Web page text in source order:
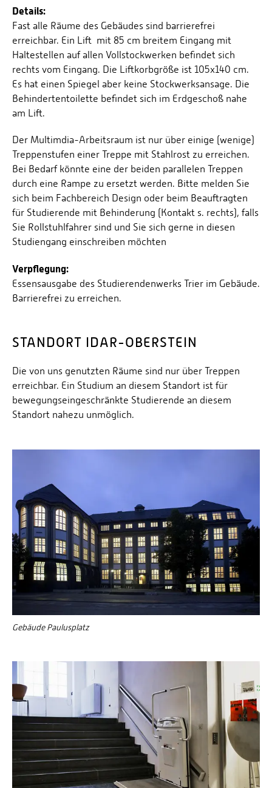
Details:
Fast alle Räume des Gebäudes sind barrierefrei
erreichbar. Ein Lift mit 85 cm breitem Eingang mit
Haltestellen auf allen Vollstockwerken befindet sich
rechts vom Eingang. Die Liftkorbgröße ist 105x140 cm.
Es hat einen Spiegel aber keine Stockwerksansage. Die
Behindertentoilette befindet sich im Erdgeschoß nahe
am Lift.
Der Multimdia-Arbeitsraum ist nur über einige (wenige)
Treppenstufen einer Treppe mit Stahlrost zu erreichen.
Bei Bedarf könnte eine der beiden parallelen Treppen
durch eine Rampe zu ersetzt werden. Bitte melden Sie
sich beim Fachbereich Design oder beim Beauftragten
für Studierende mit Behinderung (Kontakt s. rechts), falls
Sie Rollstuhlfahrer sind und Sie sich gerne in diesen
Studiengang einschreiben möchten
Verpflegung:
Essensausgabe des Studierendenwerks Trier im Gebäude.
Barrierefrei zu erreichen.
STANDORT IDAR-OBERSTEIN
Die von uns genutzten Räume sind nur über Treppen
erreichbar. Ein Studium an diesem Standort ist für
bewegungseingeschränkte Studierende an diesem
Standort nahezu unmöglich.
Gebäude Paulusplatz